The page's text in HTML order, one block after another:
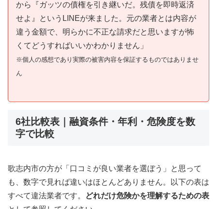
から『ガッツの債権を引き継いだ。残債を即時返済
せよ』というLINEが来ました。元の業者とは内容が
違う金額で、明らかに不正な請求だと思いますが怖
くてどうすればいいかわかりません」
※個人の感想であり実際の被害内容を保証するものではありませ
ん
6社比較表｜融資条件・年利・危険度を数
字で比較
歌志内市の方が「口コミが良い業者を選ぼう」と思って
も、数字で見れば違いはほとんどありません。以下の表は
すべて違法業者です。
どれだけ危険かを理解するための表